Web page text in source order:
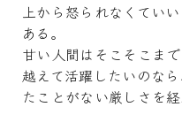
上から怒られなくてい
ある。
甘い人間はそこそこま
越えて活躍したいのな
たことがない厳しさを